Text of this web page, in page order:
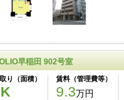
早稲田 902号室
り（面積） 賃料（管理費等）
9.3万円